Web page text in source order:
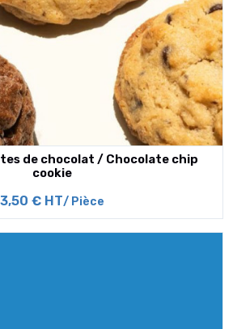
de chocolat / Chocolate chip
cookie
3,50 € HT/ Pièce